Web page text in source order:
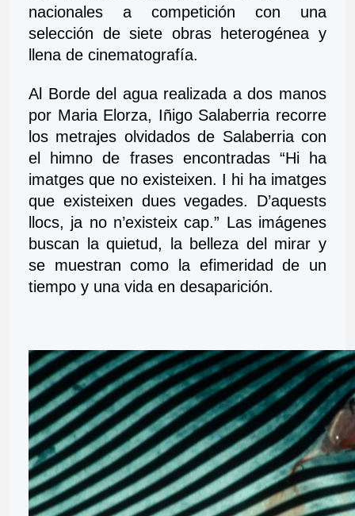
nacionales a competición con una
selección de siete obras heterogénea y
llena de cinematografía.
Al Borde del agua realizada a dos manos
por Maria Elorza, Iñigo Salaberria recorre
los metrajes olvidados de Salaberria con
el himno de frases encontradas “Hi ha
imatges que no existeixen. I hi ha imatges
que existeixen dues vegades. D’aquests
llocs, ja no n’existeix cap.” Las imágenes
buscan la quietud, la belleza del mirar y
se muestran como la efimeridad de un
tiempo y una vida en desaparición.